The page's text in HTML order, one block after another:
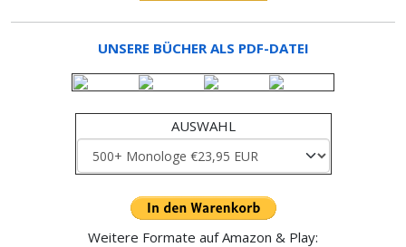
UNSERE BÜCHER ALS PDF-DATEI
AUSWAHL
Weitere Formate auf Amazon & Play: